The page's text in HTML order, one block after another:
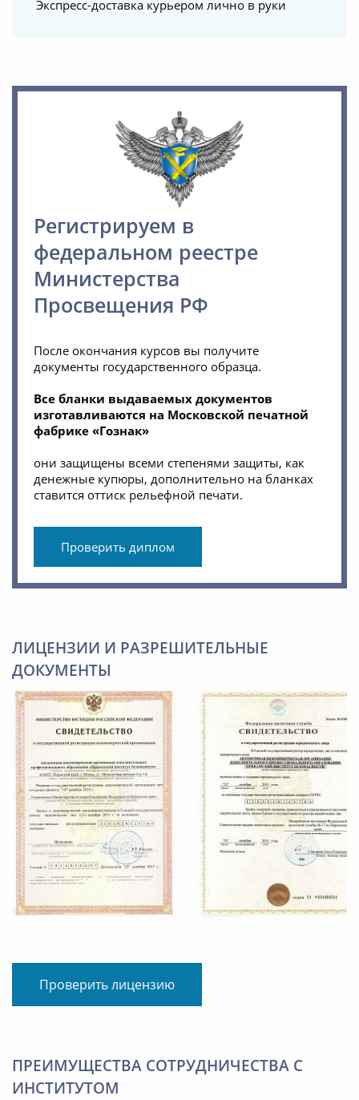
Экспресс-доставка курьером лично в руки
Регистрируем в
федеральном реестре
Министерства
Просвещения РФ
После окончания курсов вы получите
документы государственного образца.
Все бланки выдаваемых документов
изготавливаются на Московской печатной
фабрике «Гознак»
они защищены всеми степенями защиты, как
денежные купюры, дополнительно на бланках
ставится оттиск рельефной печати.
Проверить диплом
ЛИЦЕНЗИИ И РАЗРЕШИТЕЛЬНЫЕ
ДОКУМЕНТЫ
Проверить лицензию
ПРЕИМУЩЕСТВА СОТРУДНИЧЕСТВА С
ИНСТИТУТОМ